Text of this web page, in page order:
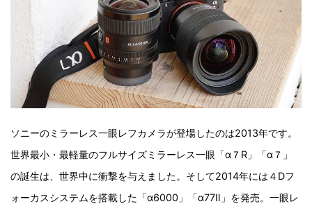
ソニーのミラーレス一眼レフカメラが登場したのは2013年です。
世界最小・最軽量のフルサイズミラーレス一眼「α７R」「α７」
の誕生は、世界中に衝撃を与えました。そして2014年には４Dフ
ォーカスシステムを搭載した「α6000」「α77Ⅱ」を発売。一眼レ